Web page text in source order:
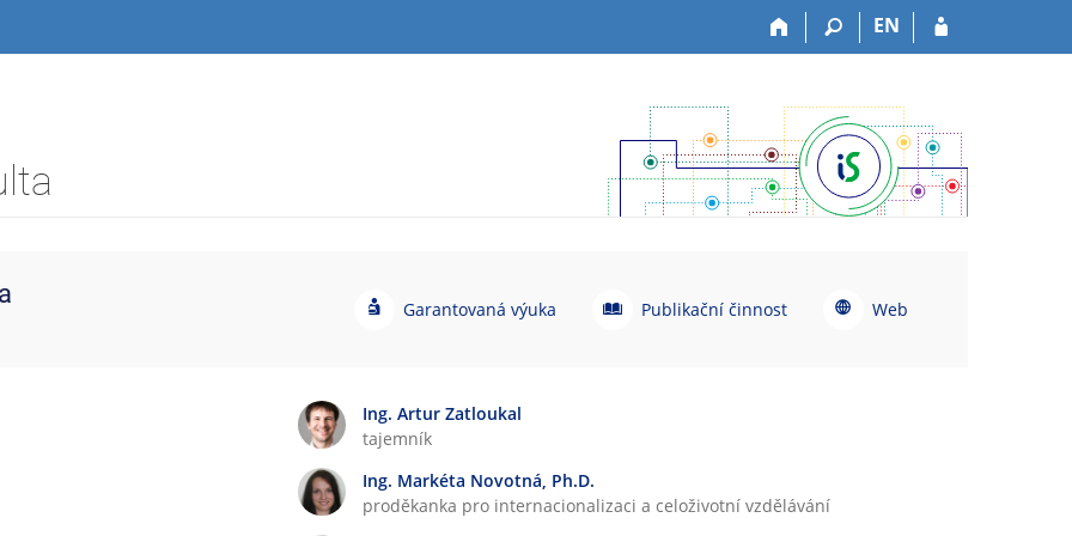
EN
n
t
v
a
Garantovaná výuka
n
Publikační činnost Web
Ing. Artur Zatloukal
tajemník
Ing. Markéta Novotná, Ph.D.
proděkanka pro internacionalizaci a celoživotní vzdělávání